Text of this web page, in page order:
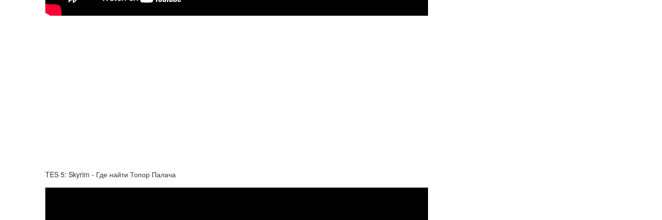
TES 5: Skyrim - Где найти Топор Палача